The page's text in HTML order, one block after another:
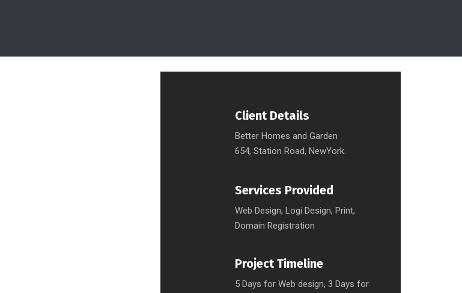
Client Details
Better Homes and Garden
654, Station Road, NewYork.
Services Provided
Web Design, Logi Design, Print,
Domain Registration
Project Timeline
5 Days for Web design, 3 Days for